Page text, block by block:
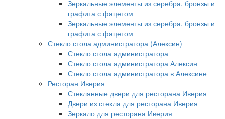
Зеркальные элементы из серебра, бронзы и
графита с фацетом
Зеркальные элементы из серебра, бронзы и
графита с фацетом
Стекло стола администратора (Алексин)
Стекло стола администратора
Стекло стола администратора Алексин
Стекло стола администратора в Алексине
Ресторан Иверия
Стеклянные двери для ресторана Иверия
Двери из стекла для ресторана Иверия
Зеркало для ресторана Иверия